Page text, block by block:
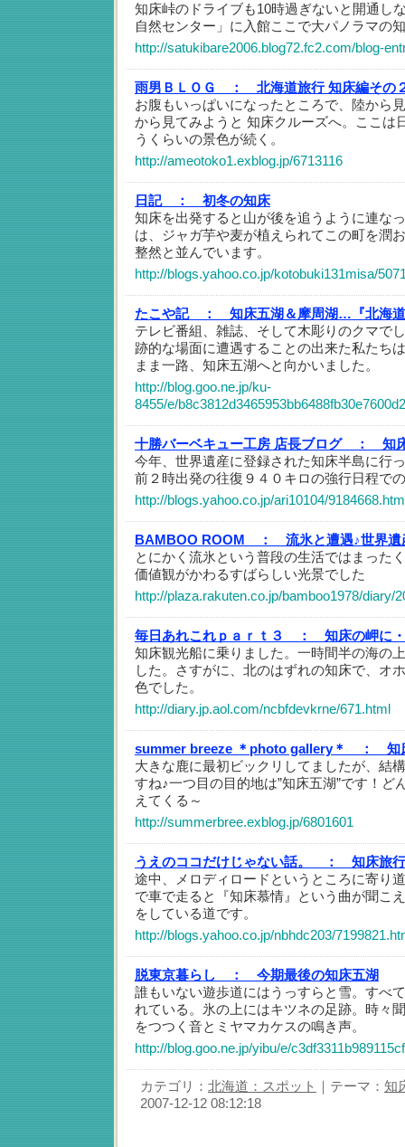
知床峠のドライブも10時過ぎないと開通し
自然センター」に入館ここで大パノラマの
http://satukibare2006.blog72.fc2.com/blog-
雨男ＢＬＯＧ ：
北海道旅行 知床編その
お腹もいっぱいになったところで、陸から
から見てみようと 知床クルーズへ。ここは
うくらいの景色が続く。
http://ameotoko1.exblog.jp/6713116
日記 ：
初冬の知床
知床を出発すると山が後を追うように連な
は、ジャガ芋や麦が植えられてこの町を潤
整然と並んでいます。
http://blogs.yahoo.co.jp/kotobuki131misa/
たこや記 ：
知床五湖＆摩周湖…『北海
テレビ番組、雑誌、そして木彫りのクマで
跡的な場面に遭遇することの出来た私たち
まま一路、知床五湖へと向かいました。
http://blog.goo.ne.jp/ku-
8455/e/b8c3812d3465953bb6488fb30e7600d2
十勝バーベキュー工房 店長ブログ ：
知
今年、世界遺産に登録された知床半島に行
前２時出発の往復９４０キロの強行日程で
http://blogs.yahoo.co.jp/ari10104/
BAMBOO ROOM ：
流氷と遭遇♪世界遺
とにかく流氷という普段の生活ではまった
価値観がかわるすばらしい光景でした
http://plaza.rakuten.co.jp/bamboo1978/diary/
毎日あれこれｐａｒｔ３ ：
知床の岬に
知床観光船に乗りました。一時間半の海の
した。さすがに、北のはずれの知床で、オ
色でした。
http://diary.jp.aol.com/ncbfdevkrne/671.html
summer breeze ＊photo gallery＊ ：
知
大きな鹿に最初ビックリしてましたが、結
すね♪一つ目の目的地は”知床五湖”です！
えてくる～
http://summerbree.exblog.jp/6801601
うえのココだけじゃない話。 ：
知床旅
途中、メロディロードというところに寄り
で車で走ると『知床慕情』という曲が聞こ
をしている道です。
http://blogs.yahoo.co.jp/nbhdc203/
脱東京暮らし ：
今期最後の知床五湖
誰もいない遊歩道にはうっすらと雪。すべ
れている。氷の上にはキツネの足跡。時々
をつつく音とミヤマカケスの鳴き声。
http://blog.goo.ne.jp/yibu/e/
カテゴリ： 北海道：スポット ｜テーマ： 知
2007-12-12 08:12:18